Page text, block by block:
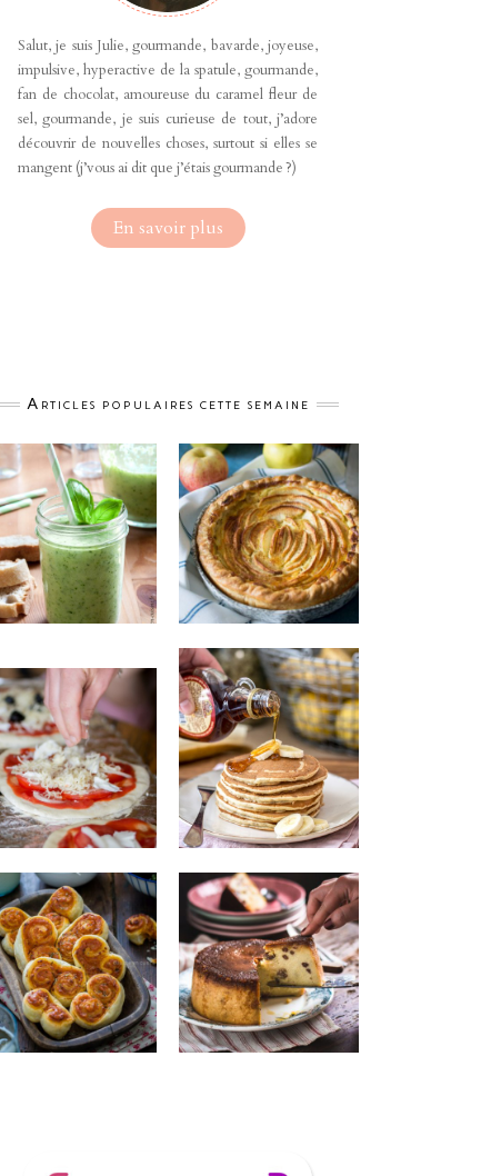
Salut, je suis Julie, gourmande, bavarde, joyeuse,
impulsive, hyperactive de la spatule, gourmande,
fan de chocolat, amoureuse du caramel fleur de
sel, gourmande, je suis curieuse de tout, j’adore
découvrir de nouvelles choses, surtout si elles se
mangent (j’vous ai dit que j’étais gourmande ?)
En savoir plus
Articles populaires cette semaine